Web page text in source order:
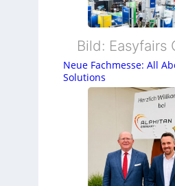
Bild: Easyfairs
Neue Fachmesse: All
Solutions